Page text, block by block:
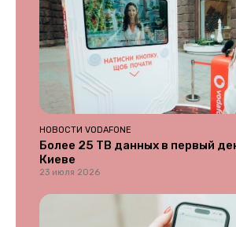
НОВОСТИ VODAFONE
Более 25 ТВ данных в первый
Киеве
23 июля 2026